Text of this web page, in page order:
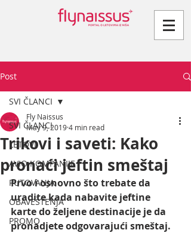
Post
SVI ČLANCI
LETOVI
AVIO KOMPANIJE
PUTOVANJA
OBAVEŠTENJA
PROMO
SVI ČLANCI
Trikovi i saveti: Kako
pronaći jeftin smeštaj
Fly Naissus
May 9, 20194 min read
Prvo i osnovno što trebate da
uradite kada nabavite jeftine
karte do željene destinacije je da
pronadjete odgovarajući smeštaj.